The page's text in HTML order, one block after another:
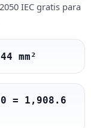
IEC gratis para
mm²
= 1,908.6